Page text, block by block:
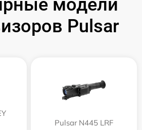
модели
Pulsar
Pulsar N445 LRF